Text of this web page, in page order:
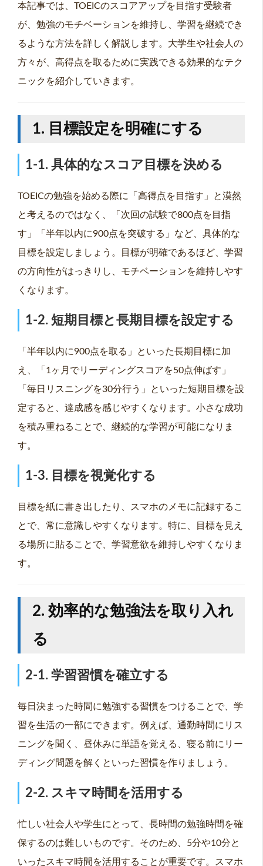
本記事では、TOEICのスコアアップを目指す受験者
が、勉強のモチベーションを維持し、学習を継続でき
るような方法を詳しく解説します。大学生や社会人の
方々が、高得点を取るために実践できる効果的なテク
ニックを紹介していきます。
1. 目標設定を明確にする
1-1. 具体的なスコア目標を決める
TOEICの勉強を始める際に「高得点を目指す」と漠然
と考えるのではなく、「次回の試験で800点を目指
す」「半年以内に900点を突破する」など、具体的な
目標を設定しましょう。目標が明確であるほど、学習
の方向性がはっきりし、モチベーションを維持しやす
くなります。
1-2. 短期目標と長期目標を設定する
「半年以内に900点を取る」といった長期目標に加
え、「1ヶ月でリーディングスコアを50点伸ばす」
「毎日リスニングを30分行う」といった短期目標を設
定すると、達成感を感じやすくなります。小さな成功
を積み重ねることで、継続的な学習が可能になりま
す。
1-3. 目標を視覚化する
目標を紙に書き出したり、スマホのメモに記録するこ
とで、常に意識しやすくなります。特に、目標を見え
る場所に貼ることで、学習意欲を維持しやすくなりま
す。
2. 効率的な勉強法を取り入れ
る
2-1. 学習習慣を確立する
毎日決まった時間に勉強する習慣をつけることで、学
習を生活の一部にできます。例えば、通勤時間にリス
ニングを聞く、昼休みに単語を覚える、寝る前にリー
ディング問題を解くといった習慣を作りましょう。
2-2. スキマ時間を活用する
忙しい社会人や学生にとって、長時間の勉強時間を確
保するのは難しいものです。そのため、5分や10分と
いったスキマ時間を活用することが重要です。スマホ